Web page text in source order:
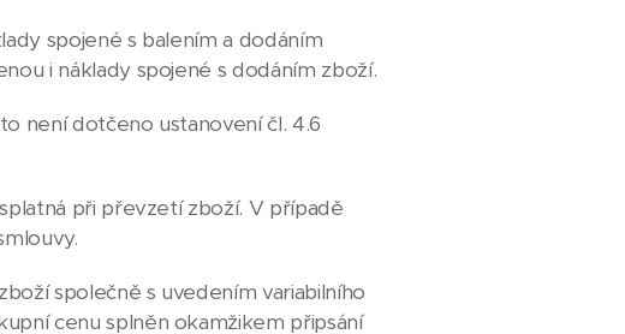
spojené s balením a dodáním
i náklady spojené s dodáním zboží.
není dotčeno ustanovení čl. 4.6
při převzetí zboží. V případě
společně s uvedením variabilního
cenu splněn okamžikem připsání